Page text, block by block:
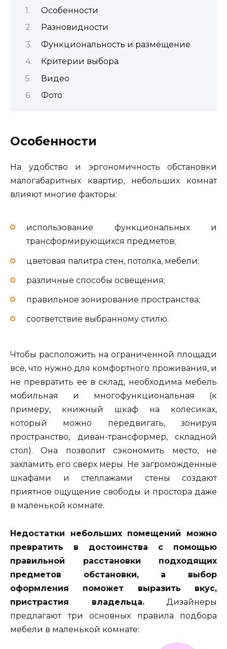
Особенности
Разновидности
Функциональность и размещение
Критерии выбора
Видео
Фото
Особенности
На удобство и эргономичность обстановки
малогабаритных квартир, небольших комнат
влияют многие факторы:
использование функциональных и
трансформирующихся предметов;
цветовая палитра стен, потолка, мебели;
различные способы освещения;
правильное зонирование пространства;
соответствие выбранному стилю.
Чтобы расположить на ограниченной площади
все, что нужно для комфортного проживания, и
не превратить ее в склад, необходима мебель
мобильная и многофункциональная (к
примеру, книжный шкаф на колесиках,
который можно передвигать, зонируя
пространство, диван-трансформер, складной
стол). Она позволит сэкономить место, не
захламить его сверх меры. Не загроможденные
шкафами и стеллажами стены создают
приятное ощущение свободы и простора даже
в маленькой комнате.
Недостатки небольших помещений можно
превратить в достоинства с помощью
правильной расстановки подходящих
предметов обстановки, а выбор
оформления поможет выразить вкус,
пристрастия владельца.Дизайнеры
предлагают три основных правила подбора
мебели в маленькой комнате: